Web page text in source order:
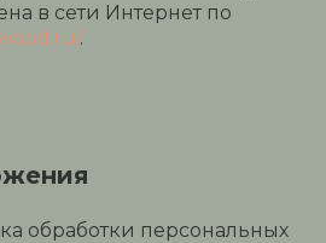
в сети Интернет по
.
обработки персональных